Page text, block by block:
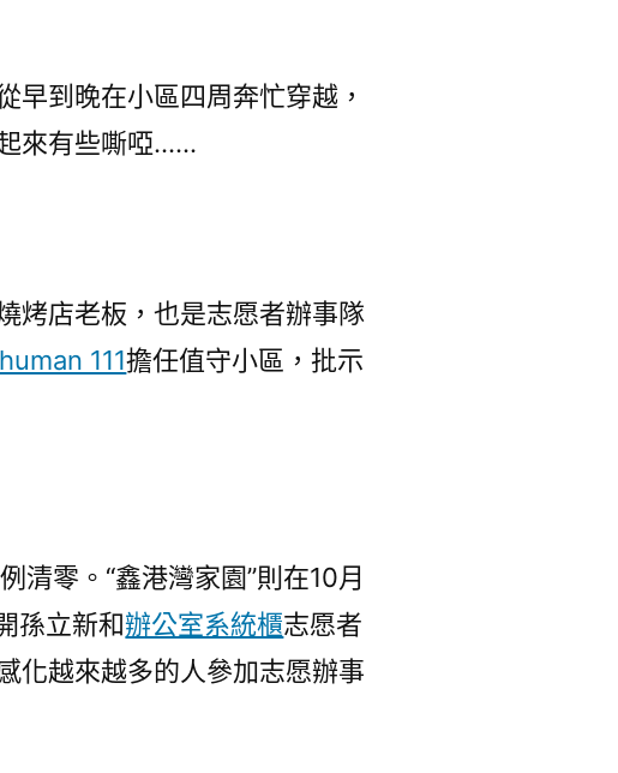
到晚在小區四周奔忙穿越，
來有些嘶啞……
店老板，也是志愿者辦事隊
111擔任值守小區，批示
零。“鑫港灣家園”則在10月
孫立新和辦公室系統櫃志愿者
化越來越多的人參加志愿辦事